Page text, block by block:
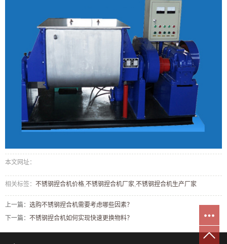
本文网址：
相关标签： 不锈钢捏合机价格,不锈钢捏合机厂家,不锈钢捏合机生产厂家
上一篇： 选购不锈钢捏合机需要考虑哪些因素？
下一篇： 不锈钢捏合机如何实现快速更换物料？